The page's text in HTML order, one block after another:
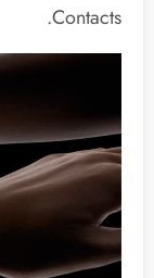
Contacts.